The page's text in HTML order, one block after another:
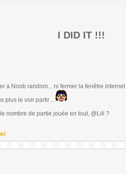
I DID IT !!!
a Noob random... ni fermer la fenêtre internet
plus le voir partir ...
nombre de partie jouée en tout, @Lili ?